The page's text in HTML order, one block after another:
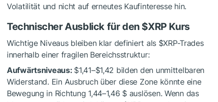
Volatilität und nicht auf erneutes Kaufinteresse hin.
Technischer Ausblick für den $XRPKurs
Wichtige Niveaus bleiben klar definiert als $XRP-Trades
innerhalb einer fragilen Bereichsstruktur:
Aufwärtsniveaus: $1,41–$1,42 bilden den unmittelbaren
Widerstand. Ein Ausbruch über diese Zone könnte eine
Bewegung in Richtung 1,44–1,46 $ auslösen. Wenn das